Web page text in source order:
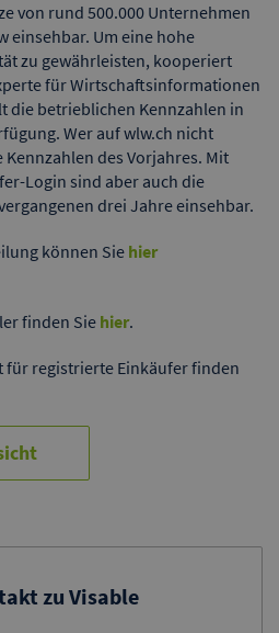
von rund 500.000 Unternehmen
einsehbar. Um eine hohe
zu gewährleisten, kooperiert
für Wirtschaftsinformationen
die betrieblichen Kennzahlen in
Wer auf wlw.ch nicht
des Vorjahres. Mit
Login sind aber auch die
drei Jahre einsehbar.
können Sie hier
finden Sie hier.
für registrierte Einkäufer finden
zu Visable